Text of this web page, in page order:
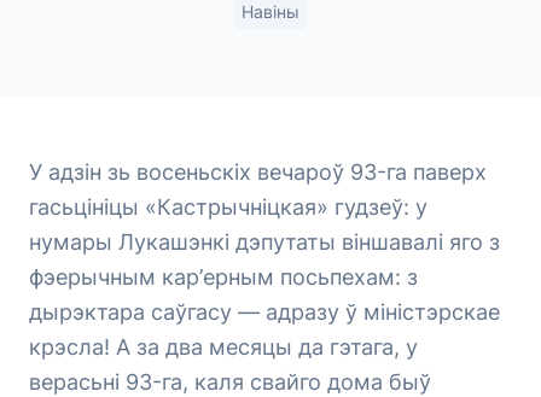
Навіны
У адзін зь восеньскіх вечароў 93-га паверх
гасьцініцы «Кастрычніцкая» гудзеў: у
нумары Лукашэнкі дэпутаты віншавалі яго з
фэерычным кар’ерным посьпехам: з
дырэктара саўгасу — адразу ў міністэрскае
крэсла! А за два месяцы да гэтага, у
верасьні 93-га, каля свайго дома быў